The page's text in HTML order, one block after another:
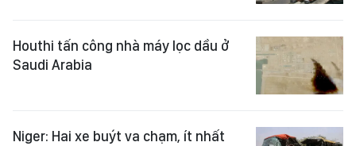
Houthi tấn công nhà máy lọc dầu ở
Saudi Arabia
Niger: Hai xe buýt va chạm, ít nhất